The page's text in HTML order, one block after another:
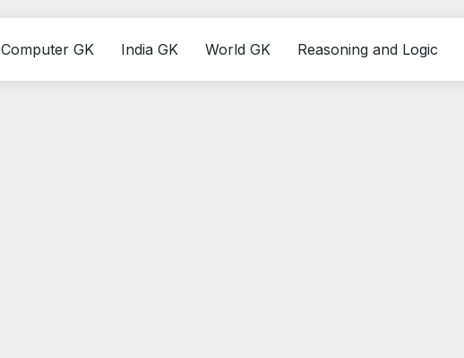
Computer GK India GK World GK Reasoning and Logic